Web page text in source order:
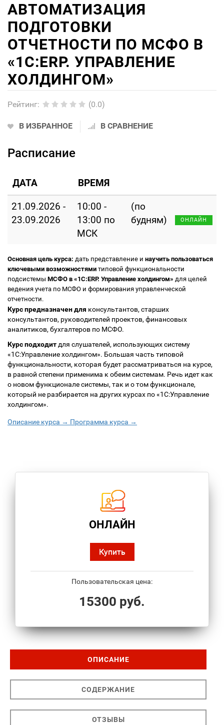
АВТОМАТИЗАЦИЯ
ПОДГОТОВКИ
ОТЧЕТНОСТИ ПО МСФО В
«1С:ERP. УПРАВЛЕНИЕ
ХОЛДИНГОМ»
Рейтинг: (0.0)
В ИЗБРАННОЕ В СРАВНЕНИЕ
Расписание
ДАТА ВРЕМЯ
21.09.2026 -
23.09.2026
10:00 -
13:00 по
МСК
(по
будням)
ОНЛАЙН
Основная цель курса: дать представление и научить пользоваться
ключевыми возможностями типовой функциональности
подсистемы МСФО в «1С:ERP. Управление холдингом» для целей
ведения учета по МСФО и формирования управленческой
отчетности.
Курс предназначендля консультантов, старших
консультантов, руководителей проектов, финансовых
аналитиков, бухгалтеров по МСФО.
Курс подходит для слушателей, использующих систему
«1С:Управление холдингом». Большая часть типовой
функциональности, которая будет рассматриваться на курсе,
в равной степени применима к обеим системам. Речь идет как
о новом функционале системы, так и о том функционале,
который не разбирается на других курсах по «1С:Управление
холдингом».
Описание курса → Программа курса →
ОНЛАЙН
Купить
Пользовательская цена:
15300 руб.
ОПИСАНИЕ
СОДЕРЖАНИЕ
ОТЗЫВЫ